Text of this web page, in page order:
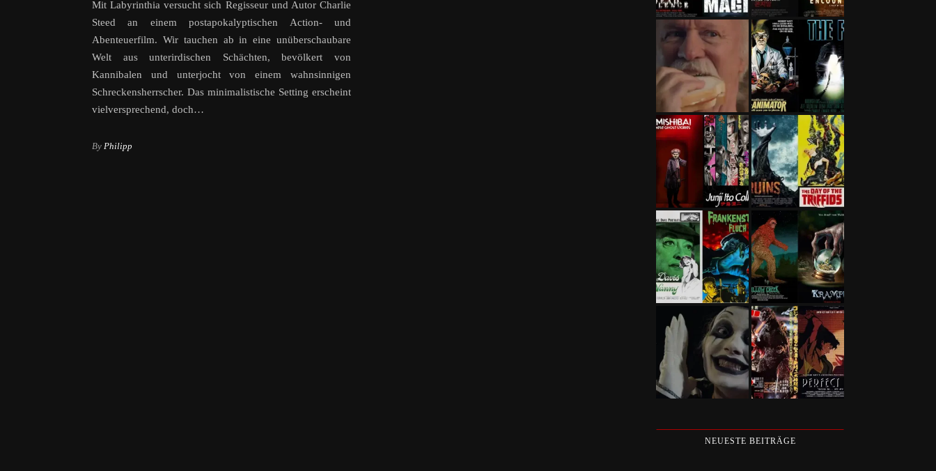
Mit Labyrinthia versucht sich Regisseur und Autor Charlie
Steed an einem postapokalyptischen Action- und
Abenteuerfilm. Wir tauchen ab in eine unüberschaubare
Welt aus unterirdischen Schächten, bevölkert von
Kannibalen und unterjocht von einem wahnsinnigen
Schreckensherrscher. Das minimalistische Setting erscheint
vielversprechend, doch…
By Philipp
NEUESTE BEITRÄGE